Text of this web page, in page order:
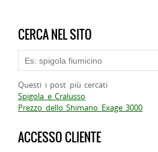
CERCA NEL SITO
Questi i post più cercati
Spigola e Cralusso
Prezzo dello Shimano Exage 3000
ACCESSO CLIENTE